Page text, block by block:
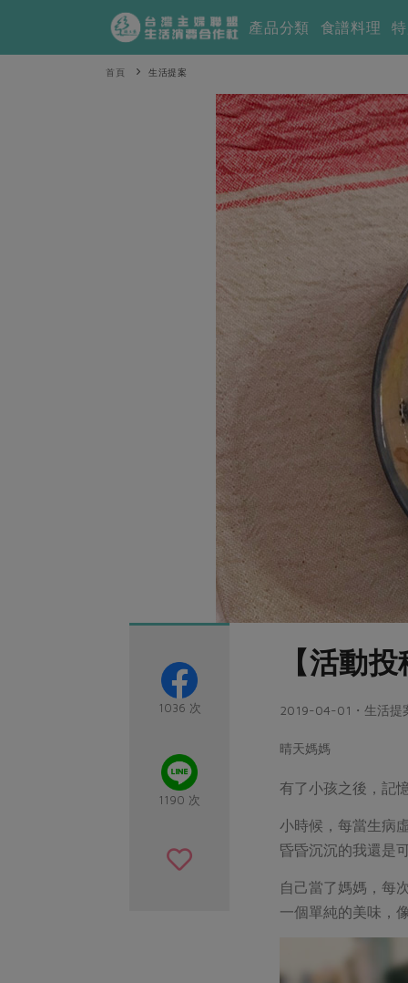
產品分類 食譜料理
首頁 生活提案
1036 次
1190 次
【活動
2019-04-01・生活提
晴天媽媽
有了小孩之後，記
小時候，每當生病
昏昏沉沉的我還是
自己當了媽媽，每
一個單純的美味，